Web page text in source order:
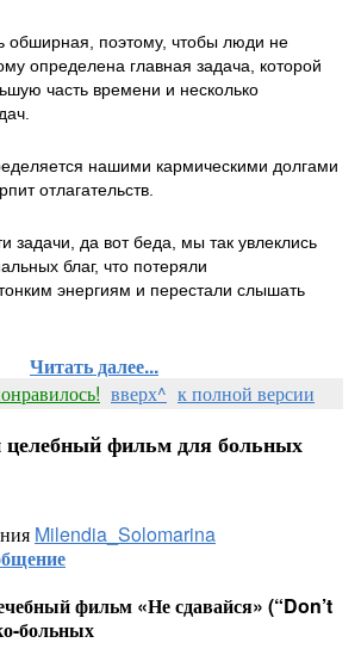
обширная, поэтому, чтобы люди не
определена главная задача, которой
часть времени и несколько
нашими кармическими долгами
отлагательств.
задачи, да вот беда, мы так увлеклись
благ, что потеряли
тонким энергиям и перестали слышать
Читать далее...
вверх^ к полной версии
фильм для больных
Milendia_Solomarina
фильм «Не сдавайся» (“Don’t
больных